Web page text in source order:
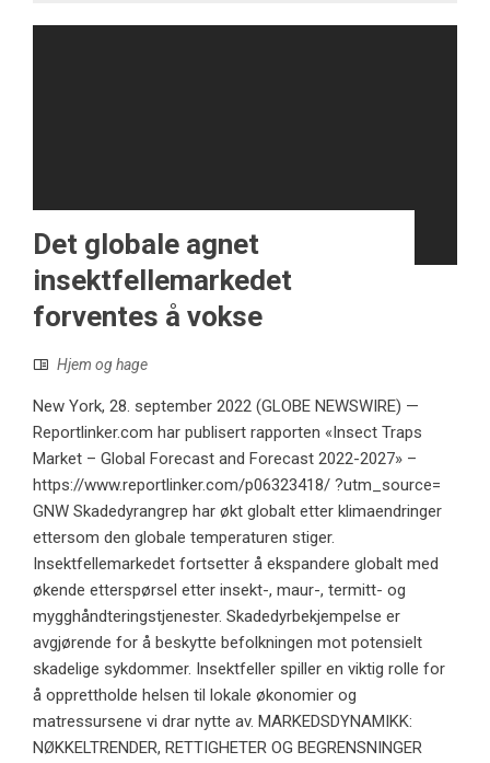
Det globale agnet
insektfellemarkedet
forventes å vokse
Hjem og hage
New York, 28. september 2022 (GLOBE NEWSWIRE) —
Reportlinker.com har publisert rapporten «Insect Traps
Market – Global Forecast and Forecast 2022-2027» –
https://www.reportlinker.com/p06323418/ ?utm_source=
GNW Skadedyrangrep har økt globalt etter klimaendringer
ettersom den globale temperaturen stiger.
Insektfellemarkedet fortsetter å ekspandere globalt med
økende etterspørsel etter insekt-, maur-, termitt- og
mygghåndteringstjenester. Skadedyrbekjempelse er
avgjørende for å beskytte befolkningen mot potensielt
skadelige sykdommer. Insektfeller spiller en viktig rolle for
å opprettholde helsen til lokale økonomier og
matressursene vi drar nytte av. MARKEDSDYNAMIKK:
NØKKELTRENDER, RETTIGHETER OG BEGRENSNINGER